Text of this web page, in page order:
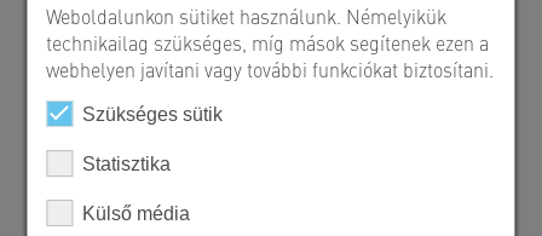
Weboldalunkon sütiket használunk. Némelyikük
technikailag szükséges, míg mások segítenek ezen a
webhelyen javítani vagy további funkciókat biztosítani.
Szükséges sütik
Statisztika
Külső média